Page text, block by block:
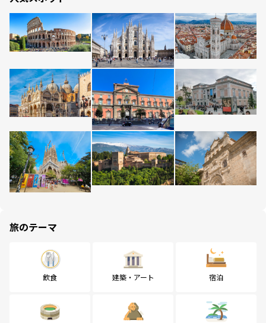
旅のテーマ
飲食 建築・アート 宿泊